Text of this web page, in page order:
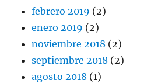
febrero 2019 (2)
enero 2019 (2)
noviembre 2018 (2)
septiembre 2018 (2)
agosto 2018 (1)